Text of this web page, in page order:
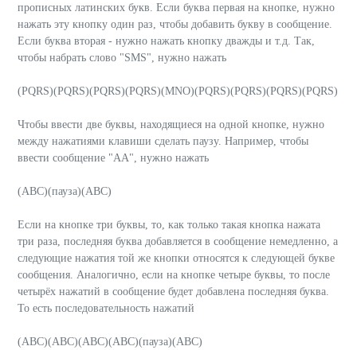
прописных латинских букв. Если буква первая на кнопке, нужно
нажать эту кнопку один раз, чтобы добавить букву в сообщение.
Если буква вторая - нужно нажать кнопку дважды и т.д. Так,
чтобы набрать слово "SMS", нужно нажать
(PQRS)(PQRS)(PQRS)(PQRS)(MNO)(PQRS)(PQRS)(PQRS)(PQRS)
Чтобы ввести две буквы, находящиеся на одной кнопке, нужно
между нажатиями клавиши сделать паузу. Например, чтобы
ввести сообщение "AA", нужно нажать
(ABC)(пауза)(ABC)
Если на кнопке три буквы, то, как только такая кнопка нажата
три раза, последняя буква добавляется в сообщение немедленно, а
следующие нажатия той же кнопки относятся к следующей букве
сообщения. Аналогично, если на кнопке четыре буквы, то после
четырёх нажатий в сообщение будет добавлена последняя буква.
То есть последовательность нажатий
(ABC)(ABC)(ABC)(ABC)(пауза)(ABC)